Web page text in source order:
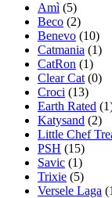
Amì (5)
Beco (2)
Benevo (10)
Catmania (1)
CatRon (1)
Clear Cat (0)
Croci (13)
Earth Rated
Katysand (2)
Little Chef
PSH (15)
Savic (1)
Trixie (5)
Versele Laga